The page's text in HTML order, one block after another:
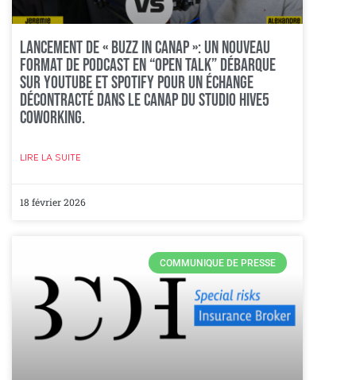
Lancement de « Buzz In Canap »: Un nouveau
format de podcast en “open talk” débarque
sur YouTube et Spotify pour un échange
décontracté dans le canap du studio HIVE5
Coworking.
LIRE LA SUITE
18 février 2026
COMMUNIQUE DE PRESSE